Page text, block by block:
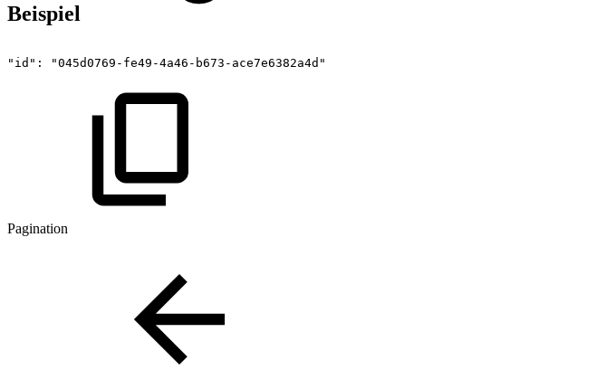
Beispiel
"id": "045d0769-fe49-4a46-b673-ace7e6382a4d"
Pagination